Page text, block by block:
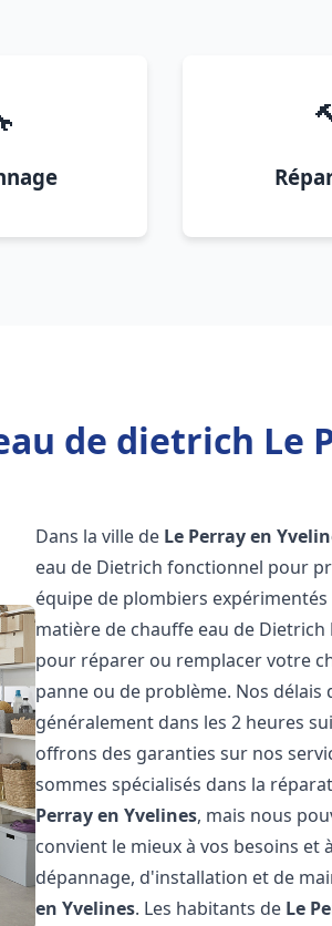
de dietrich Le
Dans la ville de Le Perray en
eau de Dietrich fonctionnel pour
équipe de plombiers
matière de chauffe eau de Dietrich
pour réparer ou remplacer votre
panne ou de problème. Nos
généralement dans les 2 heures
offrons des garanties sur nos
sommes spécialisés dans la
Perray en Yvelines, mais nous
convient le mieux à vos besoins
dépannage, d'installation et de
en Yvelines. Les habitants de Le